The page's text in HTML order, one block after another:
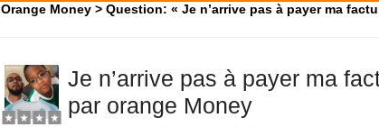
Orange Money Question: « Je n’arrive pas à payer ma
Je n’arrive pas à payer ma
par orange Money